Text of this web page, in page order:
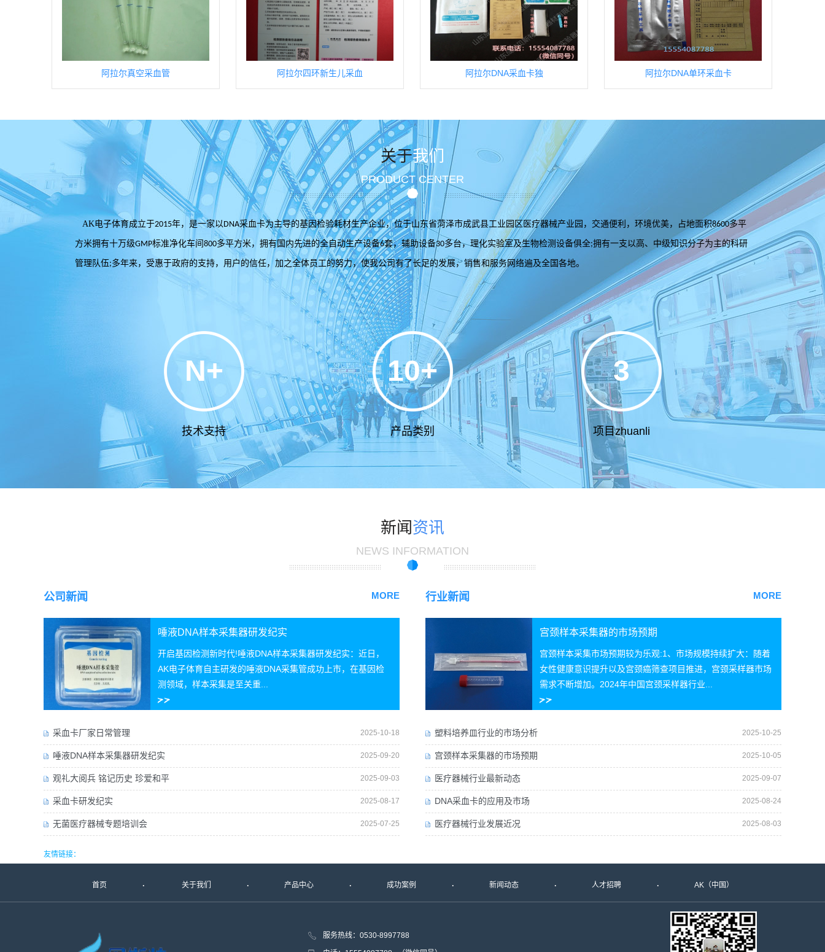
阿拉尔真空采血管 阿拉尔四环新生儿采血 阿拉尔DNA采血卡独 阿拉尔DNA单环采血卡
关于我们
PRODUCT CENTER
AK电子体育成立于2015年，是一家以DNA采血卡为主导的基因检验耗材生产企业，位于山东省菏泽市成武县工业园区医疗器械产业园，交通便利，环境优美，占地面积8600多平
方米拥有十万级GMP标准净化车间 800多平方米，拥有国内先进的全自动生产设备6套，辅助设备30多台，理化实验室及生物检测设备俱全;拥有一支以高、中级知识分子为主的科研
管理队伍;多年来，受惠于政府的支持，用户的信任，加之全体员工的努力，使我公司有了长足的发展，销售和服务网络遍及全国各地。
N+
技术支持
10+
产品类别
3
项目zhuanli
新闻资讯
NEWS INFORMATION
公司新闻 MORE
唾液DNA样本采集器研发纪实
开启基因检测新时代!唾液DNA样本采集器研发纪实：近日，
AK电子体育自主研发的唾液DNA采集管成功上市，在基因检
测领域，样本采集是至关重...
采血卡厂家日常管理 2025-10-18
唾液DNA样本采集器研发纪实 2025-09-20
观礼大阅兵 铭记历史 珍爱和平 2025-09-03
采血卡研发纪实 2025-08-17
无菌医疗器械专题培训会 2025-07-25
行业新闻 MORE
宫颈样本采集器的市场预期
宫颈样本采集市场预期较为乐观:1、市场规模持续扩大：随着
女性健康意识提升以及宫颈癌筛查项目推进，宫颈采样器市场
需求不断增加。2024年中国宫颈采样器行业...
塑料培养皿行业的市场分析 2025-10-25
宫颈样本采集器的市场预期 2025-10-05
医疗器械行业最新动态 2025-09-07
DNA采血卡的应用及市场 2025-08-24
医疗器械行业发展近况 2025-08-03
友情链接：
首页 关于我们 产品中心 成功案例 新闻动态 人才招聘 AK（中国）
服务热线：0530-8997788